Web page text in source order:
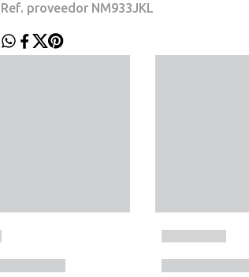
Ref. proveedor NM933JKL